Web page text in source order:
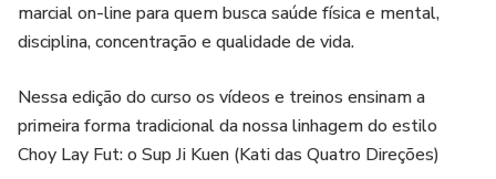
marcial on-line para quem busca saúde física e mental,
disciplina, concentração e qualidade de vida.
Nessa edição do curso os vídeos e treinos ensinam a
primeira forma tradicional da nossa linhagem do estilo
Choy Lay Fut: o Sup Ji Kuen (Kati das Quatro Direções)